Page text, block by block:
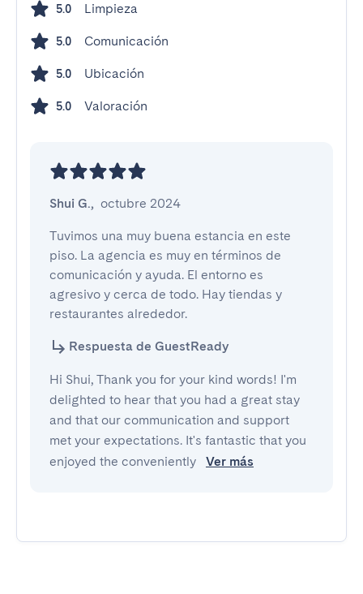
5.0 Limpieza
5.0 Comunicación
5.0 Ubicación
5.0 Valoración
Shui G., octubre 2024
Tuvimos una muy buena estancia en este
piso. La agencia es muy en términos de
comunicación y ayuda. El entorno es
agresivo y cerca de todo. Hay tiendas y
restaurantes alrededor.
Respuesta de GuestReady
Hi Shui, Thank you for your kind words! I'm
delighted to hear that you had a great stay
and that our communication and support
met your expectations. It's fantastic that you
enjoyed the conveniently
Ver más